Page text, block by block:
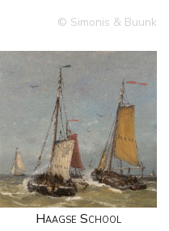
© Simonis & Buunk
Haagse School